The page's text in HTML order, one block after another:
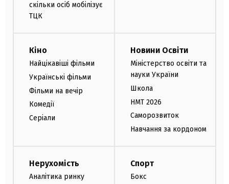
скільки осіб мобілізує
ТЦК
Кіно
Найцікавіші фільми
Українські фільми
Фільми на вечір
Комедії
Серіали
Новини Освіти
Міністерство освіти та
науки України
Школа
НМТ 2026
Саморозвиток
Навчання за кордоном
Нерухомість
Аналітика ринку
Спорт
Бокс